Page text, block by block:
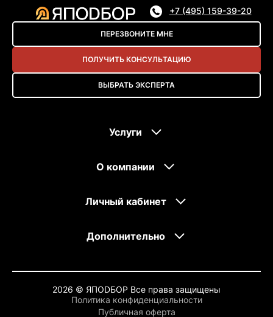
+7 (495) 159-39-20
ПЕРЕЗВОНИТЕ МНЕ
ПОЛУЧИТЬ КОНСУЛЬТАЦИЮ
ВЫБРАТЬ ЭКСПЕРТА
Услуги
О компании
Личный кабинет
Дополнительно
2026 © ЯПОDБОР Все права защищены
Политика конфиденциальности
Публичная оферта